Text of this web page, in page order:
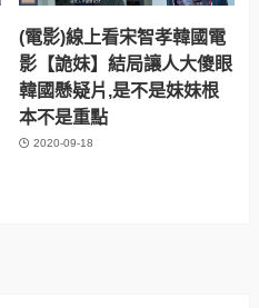
(電影)線上看宋智孝韓國電
影【詭妹】結局讓人大傻眼
韓國懸疑片,是不是妹妹根
本不是重點
2020-09-18